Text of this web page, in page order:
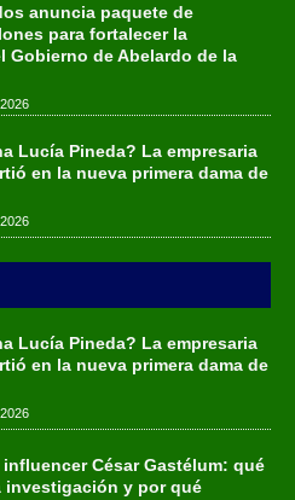
anuncia paquete de
para fortalecer la
Gobierno de Abelardo de la
Lucía Pineda? La empresaria
en la nueva primera dama de
Lucía Pineda? La empresaria
en la nueva primera dama de
César Gastélum: qué
investigación y por qué